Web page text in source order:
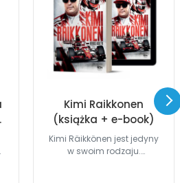
Kimi Raikkonen
(książka + e-book)
Kimi Räikkönen jest jedyny
w swoim rodzaju.